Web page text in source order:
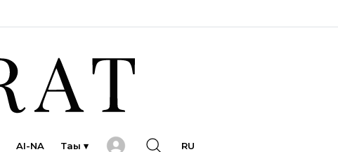
AI-NA Тағы ▾ RU